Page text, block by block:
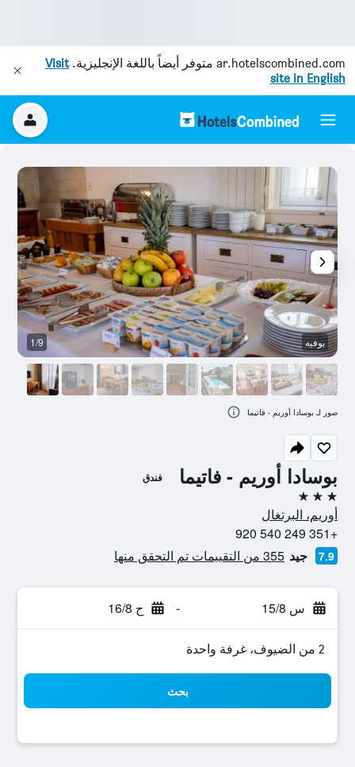
ar.hotelscombined.com متوفر أيضاً باللغة الإنجليزية.Visit
site in English
بوسادا أوريم - فاتيما فندق
3 نجوم
أوريم، البرتغال
+351 249 540 920
7.9 جيد 355 من التقييمات تم التحقق منها
س 15/8 - ح 16/8
2 من الضيوف، غرفة واحدة
بحث
بوفيه 1/9
صور لـ بوسادا أوريم - فاتيما